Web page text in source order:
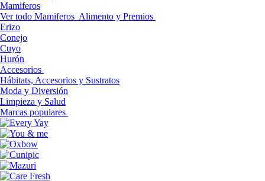
Mamiferos
Ver todo Mamiferos Alimento y Premios
Erizo
Conejo
Cuyo
Hurón
Accesorios
Hábitats, Accesorios y Sustratos
Moda y Diversión
Limpieza y Salud
Marcas populares